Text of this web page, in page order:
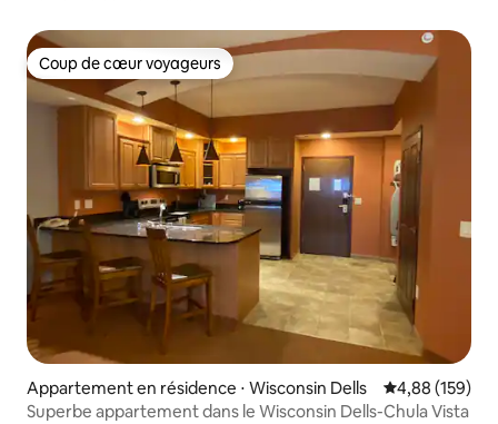
Coup de cœur voyageurs
Coup de cœur voyageurs
Appartement en résidence ⋅ Wisconsin Dells Évaluation
4,88 (159)
Superbe appartement dans le Wisconsin Dells-Chula Vista